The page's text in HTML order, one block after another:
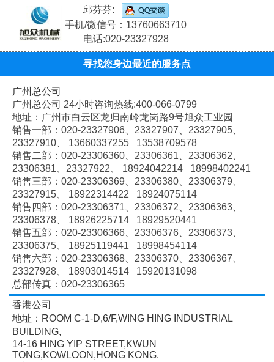
邱芬芬:
手机/微信号：13760663710
电话:020-23327928
寻找您身边最近的服务点
广州总公司
广州总公司 24小时咨询热线:400-066-0799
地址：广州市白云区龙归南岭龙岗路9号旭众工业园
销售一部：020-23327906、 23327907、 23327905、
23327910、
13660337255 13538709578
销售二部：020-23306360、 23306361、 23306362、
23306381、 23327922、
18924042214 18998402241
销售三部：020-23306369、 23306380、 23306379、
23327915、
18922314422 18924075114
销售四部：020-23306371、 23306372、 23306363、
23306378、
18926225714 18929520441
销售五部：020-23306366、 23306376、 23306373、
23306375、
18925119441 18998454114
销售六部：020-23306368、 23306370、 23306367、
23327928、
18903014514 15920131098
总部传真：020-23306365
香港公司
地址：ROOM C-1-D,6/F,WING HING INDUSTRIAL
BUILDING,
14-16 HING YIP STREET,KWUN
TONG,KOWLOON,HONG KONG.